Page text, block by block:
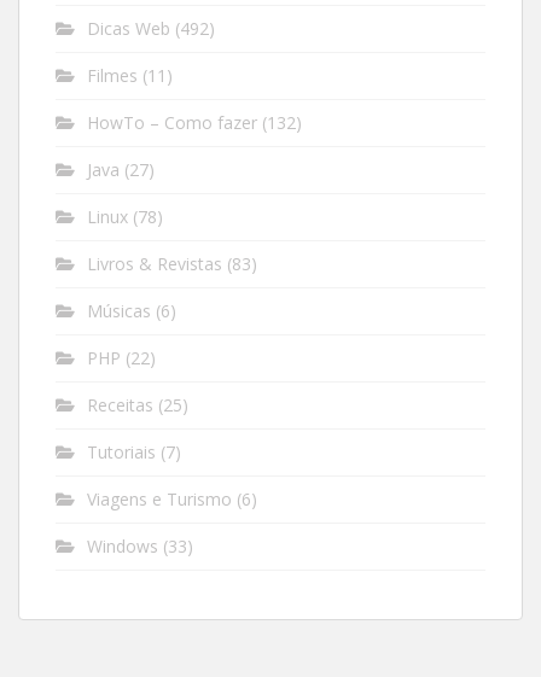
Dicas Web (492)
Filmes (11)
HowTo – Como fazer (132)
Java (27)
Linux (78)
Livros & Revistas (83)
Músicas (6)
PHP (22)
Receitas (25)
Tutoriais (7)
Viagens e Turismo (6)
Windows (33)